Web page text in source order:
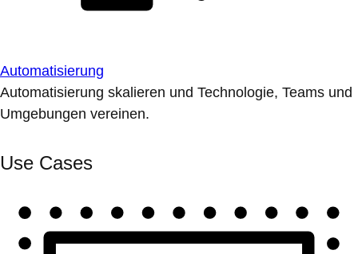
Automatisierung
Automatisierung skalieren und Technologie, Teams und
Umgebungen vereinen.
Use Cases